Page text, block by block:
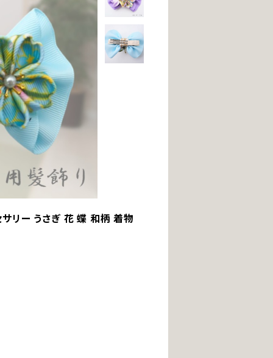
リー うさぎ 花 蝶 和柄 着物